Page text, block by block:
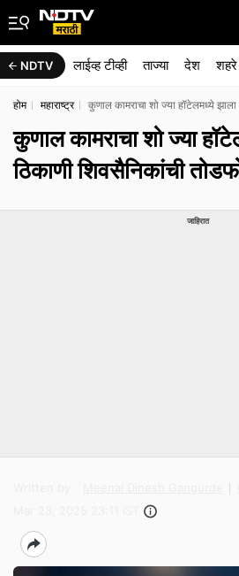
NDTV लाईव्ह टीव्ही ताज्या देश शहरे
होम महाराष्ट्र कुणाल कामराचा शो ज्या हॉटेलमध्ये
कुणाल कामराचा शो ज्या
ठिकाणी शिवसैनिकांची
जाहिरात